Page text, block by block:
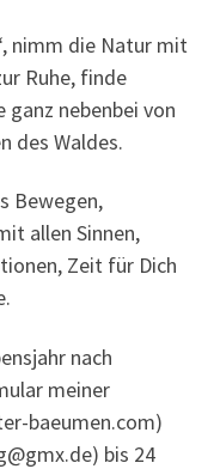
nimm die Natur mit
Ruhe, finde
nebenbei von
des Waldes.
Bewegen,
allen Sinnen,
Zeit für Dich
nach
meiner
baeumen.com)
bis 24